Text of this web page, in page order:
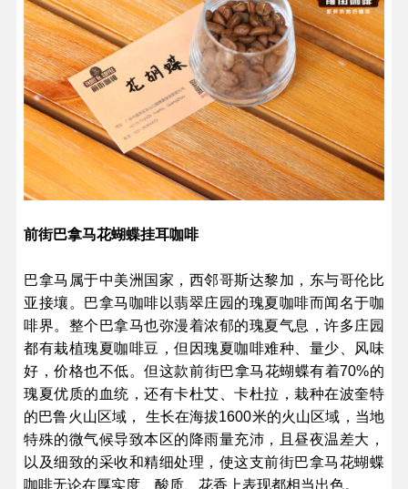
前街巴拿马花蝴蝶挂耳咖啡
巴拿马属于中美洲国家，西邻哥斯达黎加，东与哥伦比
亚接壤。巴拿马咖啡以翡翠庄园的瑰夏咖啡而闻名于咖
啡界。整个巴拿马也弥漫着浓郁的瑰夏气息，许多庄园
都有栽植瑰夏咖啡豆，但因瑰夏咖啡难种、量少、风味
好，价格也不低。但这款前街巴拿马花蝴蝶有着70%的
瑰夏优质的血统，还有卡杜艾、卡杜拉，栽种在波奎特
的巴鲁火山区域， 生长在海拔1600米的火山区域，当地
特殊的微气候导致本区的降雨量充沛，且昼夜温差大，
以及细致的采收和精细处理，使这支前街巴拿马花蝴蝶
咖啡无论在厚实度、酸质、花香上表现都相当出色。